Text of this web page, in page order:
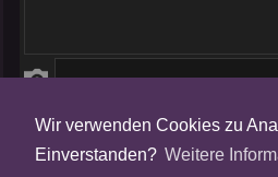
Wir verwenden Cookies zu
Einverstanden? Weitere
Folge uns